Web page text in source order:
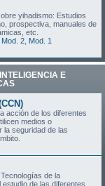
yihadismo: Estudios
prospectiva, manuales de
etc.
Mod. 2 Mod. 1
E
acción de los diferentes
medios o
la seguridad de las
de la
de las diferentes